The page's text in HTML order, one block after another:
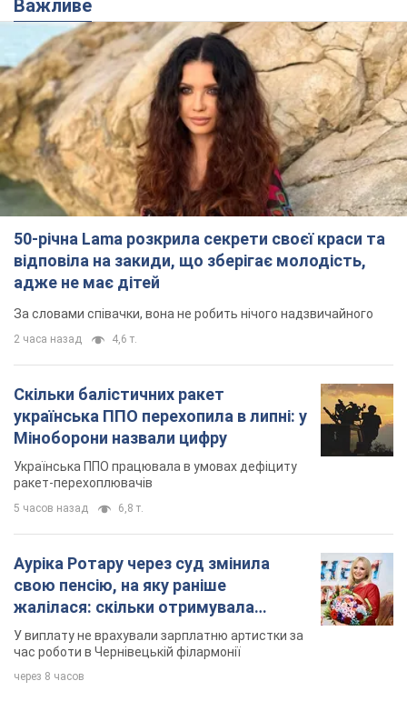
Важливе
50-річна Lama розкрила секрети своєї краси та
відповіла на закиди, що зберігає молодість,
адже не має дітей
За словами співачки, вона не робить нічого надзвичайного
2 часа назад 4,6 т.
Скільки балістичних ракет
українська ППО перехопила в липні: у
Міноборони назвали цифру
Українська ППО працювала в умовах дефіциту
ракет-перехоплювачів
5 часов назад 6,8 т.
Ауріка Ротару через суд змінила
свою пенсію, на яку раніше
жалілася: скільки отримувала
співачка
У виплату не врахували зарплатню артистки за
час роботи в Чернівецькій філармонії
через 8 часов